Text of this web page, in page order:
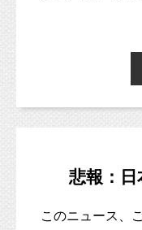
＊当日スタジオ
＊移動の際のタ
・ヘアメイク
（ヘアアレンジ
いたします）
（すっぴん、ま
・マタニティ
その旨をやはり
スケジュールの
よくよく観察してから
そして、最後ま
重要な歌詞が出
「あたし おか
最終的に丸く収
とちょっと軽い
すると、多くの
とコメントをく
私が知らなかっ
やはり報道がさ
ほとんどの方が
た。
悲報：
このニュース、